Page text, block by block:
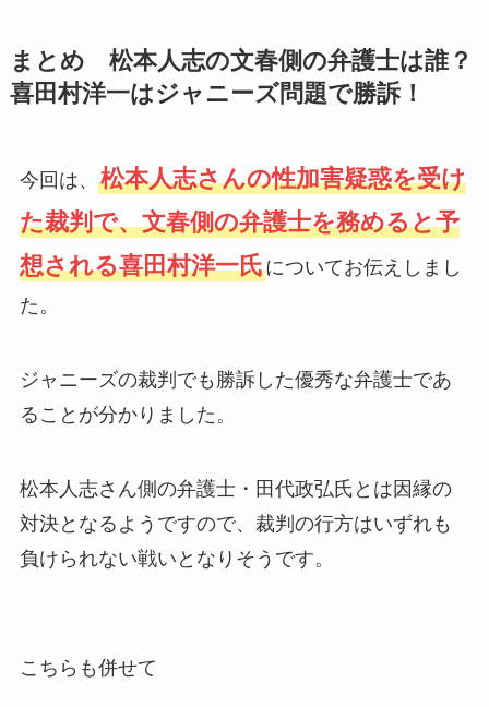
まとめ 松本人志の文春側の弁護士は誰？
喜田村洋一はジャニーズ問題で勝訴！
今回は、 松本人志さんの性加害疑惑を受け
た裁判で、文春側の弁護士を務めると予
想される喜田村洋一氏についてお伝えしまし
た。
ジャニーズの裁判でも勝訴した優秀な弁護士であ
ることが分かりました。
松本人志さん側の弁護士・田代政弘氏とは因縁の
対決となるようですので、裁判の行方はいずれも
負けられない戦いとなりそうです。
こちらも併せて